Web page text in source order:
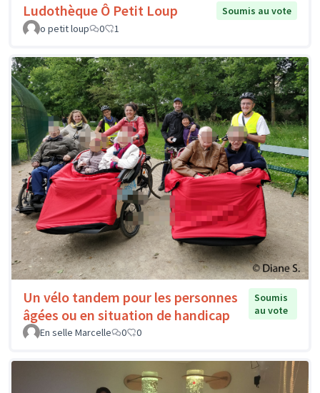
Ludothèque Ô Petit Loup
Soumis au vote
o petit loup
0 1
Un vélo tandem pour les personnes
âgées ou en situation de handicap
Soumis
au vote
En selle Marcelle
0 0